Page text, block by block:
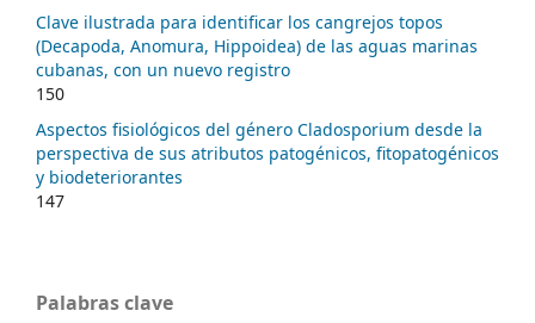
Clave ilustrada para identificar los cangrejos topos
(Decapoda, Anomura, Hippoidea) de las aguas marinas
cubanas, con un nuevo registro
150
Aspectos fisiológicos del género Cladosporium desde la
perspectiva de sus atributos patogénicos, fitopatogénicos
y biodeteriorantes
147
Palabras clave